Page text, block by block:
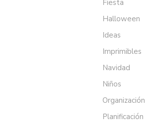
Fiesta
Halloween
Ideas
Imprimibles
Navidad
Niños
Organización
Planificación